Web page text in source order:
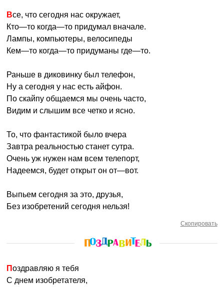
Все, что сегодня нас окружает,
Кто—то когда—то придумал вначале.
Лампы, компьютеры, велосипеды
Кем—то когда—то придуманы где—то.
Раньше в диковинку был телефон,
Ну а сегодня у нас есть айфон.
По скайпу общаемся мы очень часто,
Видим и слышим все четко и ясно.
То, что фантастикой было вчера
Завтра реальностью станет сутра.
Очень уж нужен нам всем телепорт,
Надеемся, будет открыт он от—вот.
Выпьем сегодня за это, друзья,
Без изобретений сегодня нельзя!
Скопировать
Поздравляю я тебя
С днем изобретателя,